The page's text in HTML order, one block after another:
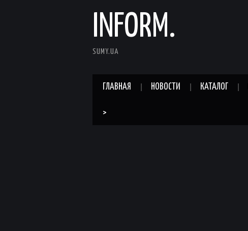
INFORM.
SUMY.UA
ГЛАВНАЯ НОВОСТИ КАТАЛОГ
>